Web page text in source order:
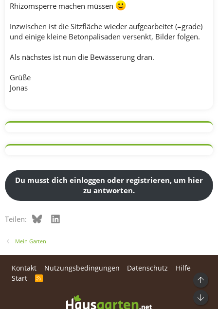
Rhizomsperre machen müssen
Inzwischen ist die Sitzfläche wieder aufgearbeitet (=grade)
und einige kleine Betonpalisaden versenkt, Bilder folgen.
Als nächstes ist nun die Bewässerung dran.
Grüße
Jonas
Du musst dich einloggen oder registrieren, um hier
zu antworten.
Teilen: BlueskyLinkedIn
Mein Garten
Kontakt Nutzungsbedingungen Datenschutz
Hilfe
Start
R